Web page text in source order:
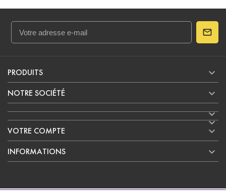
PRODUITS 
NOTRE SOCIÉTÉ



VOTRE COMPTE 
INFORMATIONS 